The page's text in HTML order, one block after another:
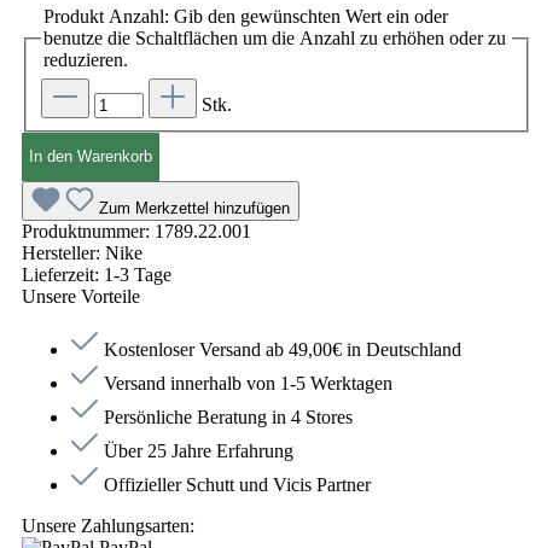
Produkt Anzahl: Gib den gewünschten Wert ein oder
benutze die Schaltflächen um die Anzahl zu erhöhen oder zu
reduzieren.
Stk.
In den Warenkorb
Zum Merkzettel hinzufügen
Produktnummer: 1789.22.001
Hersteller: Nike
Lieferzeit: 1-3 Tage
Unsere Vorteile
Kostenloser Versand ab 49,00€ in Deutschland
Versand innerhalb von 1-5 Werktagen
Persönliche Beratung in 4 Stores
Über 25 Jahre Erfahrung
Offizieller Schutt und Vicis Partner
Unsere Zahlungsarten: